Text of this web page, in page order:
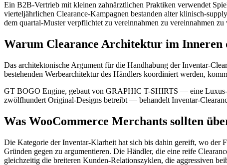
Ein B2B-Vertrieb mit kleinen zahnärztlichen Praktiken verwendet
vierteljährlichen Clearance-Kampagnen bestanden alter klinisch-
dem quartal-Muster verpflichtet zu vereinnahmen zu vereinnahmen zu
Warum Clearance Architektur im Inneren
Das architektonische Argument für die Handhabung der Inventar-
bestehenden Werbearchitektur des Händlers koordiniert werden,
GT BOGO Engine, gebaut von GRAPHIC T-SHIRTS — eine Luxus-
zwölfhundert Original-Designs betreibt — behandelt Inventar-
Was WooCommerce Merchants sollten
Die Kategorie der Inventar-Klarheit hat sich bis dahin gereift, wo der
Gründen gegen zu argumentieren. Die Händler, die eine reife
gleichzeitig die breiteren Kunden-Relationszyklen, die aggressiven